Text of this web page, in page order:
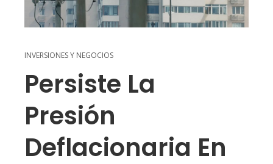
INVERSIONES Y NEGOCIOS
Persiste La
Presión
Deflacionaria En